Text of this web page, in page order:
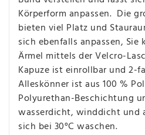
Körperform anpassen. Die
bieten viel Platz und
sich ebenfalls anpassen,
Ärmel mittels der Velcro-
Kapuze ist einrollbar und 2-
Alleskönner ist aus 100 %
Polyurethan-Beschichtung
wasserdicht, winddicht und
sich bei 30°C waschen.